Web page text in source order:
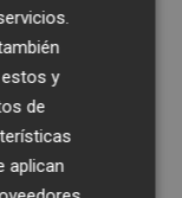
y
de
aplican